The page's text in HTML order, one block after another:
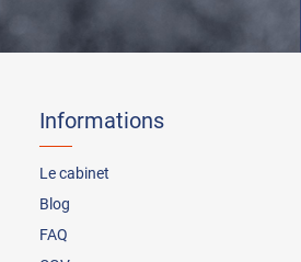
Informations
Le cabinet
Blog
FAQ